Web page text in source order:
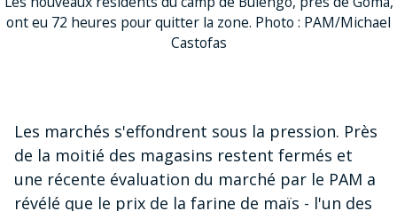
ont eu 72 heures pour quitter la zone. Photo : PAM/Michael
Castofas
Les marchés s'effondrent sous la pression. Près
de la moitié des magasins restent fermés et
une récente évaluation du marché par le PAM a
révélé que le prix de la farine de maïs - l'un des